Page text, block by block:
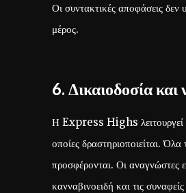
Οι συντακτικές αποφάσεις δεν
μέρος.
6. Δικαιοδοσία
Η Express Highs λειτουργεί
οποίες δραστηριοποιείται.
προσφέρονται. Οι αναγνώστες
κανναβινοειδή και τις